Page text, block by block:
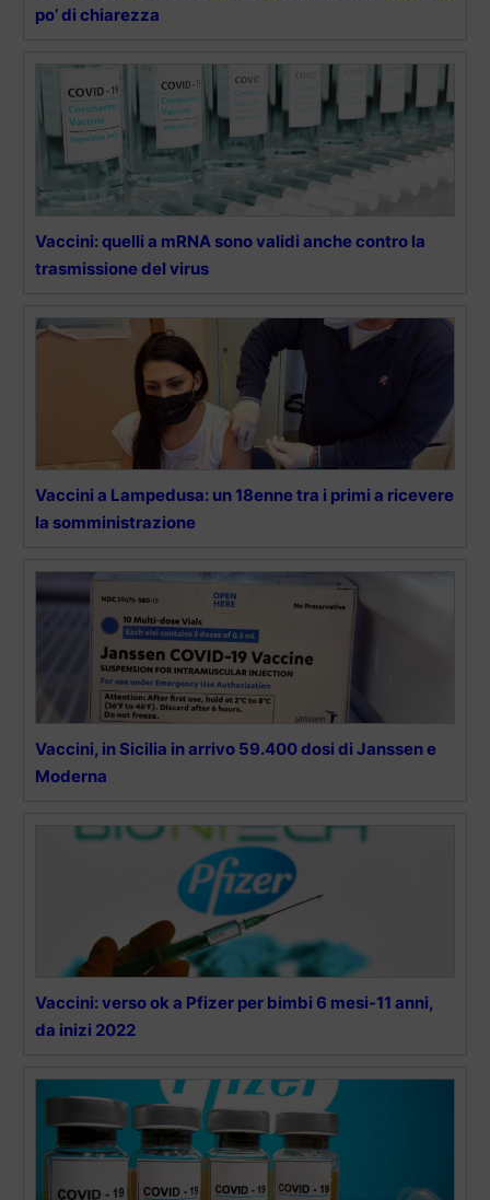
po’ di chiarezza
Vaccini: quelli a mRNA sono validi anche contro la
trasmissione del virus
Vaccini a Lampedusa: un 18enne tra i primi a ricevere
la somministrazione
Vaccini, in Sicilia in arrivo 59.400 dosi di Janssen e
Moderna
Vaccini: verso ok a Pfizer per bimbi 6 mesi-11 anni,
da inizi 2022